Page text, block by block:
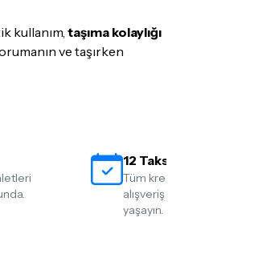
kullanım, taşıma kolaylığı
ve taşırken
12 Taksit İmkanı
Tüm kredi kartlarına 12
alışveriş yapmanın
yaşayın.